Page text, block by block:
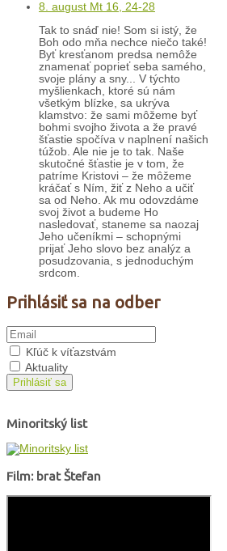
8. august Mt 16, 24-28
Tak to snáď nie! Som si istý, že
Boh odo mňa nechce niečo také!
Byť kresťanom predsa nemôže
znamenať poprieť seba samého,
svoje plány a sny... V týchto
myšlienkach, ktoré sú nám
všetkým blízke, sa ukrýva
klamstvo: že sami môžeme byť
bohmi svojho života a že pravé
šťastie spočíva v naplnení našich
túžob. Ale nie je to tak. Naše
skutočné šťastie je v tom, že
patríme Kristovi – že môžeme
kráčať s Ním, žiť z Neho a učiť
sa od Neho. Ak mu odovzdáme
svoj život a budeme Ho
nasledovať, staneme sa naozaj
Jeho učeníkmi – schopnými
prijať Jeho slovo bez analýz a
posudzovania, s jednoduchým
srdcom.
Prihlásiť sa na odber
Kľúč k víťazstvám
Aktuality
Prihlásiť sa
Minoritský list
Film: brat Štefan